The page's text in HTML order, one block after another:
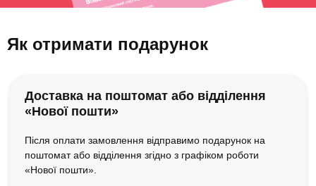
Як отримати подарунок
Доставка на поштомат або відділення
«Нової пошти»
Після оплати замовлення відправимо подарунок на
поштомат або відділення згідно з графіком роботи
«Нової пошти».